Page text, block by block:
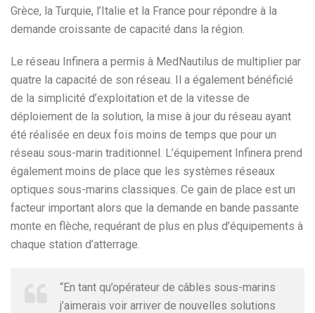
Grèce, la Turquie, l’Italie et la France pour répondre à la
demande croissante de capacité dans la région.
Le réseau Infinera a permis à MedNautilus de multiplier par
quatre la capacité de son réseau. Il a également bénéficié
de la simplicité d’exploitation et de la vitesse de
déploiement de la solution, la mise à jour du réseau ayant
été réalisée en deux fois moins de temps que pour un
réseau sous-marin traditionnel. L’équipement Infinera prend
également moins de place que les systèmes réseaux
optiques sous-marins classiques. Ce gain de place est un
facteur important alors que la demande en bande passante
monte en flèche, requérant de plus en plus d’équipements à
chaque station d’atterrage.
“En tant qu’opérateur de câbles sous-marins
j’aimerais voir arriver de nouvelles solutions